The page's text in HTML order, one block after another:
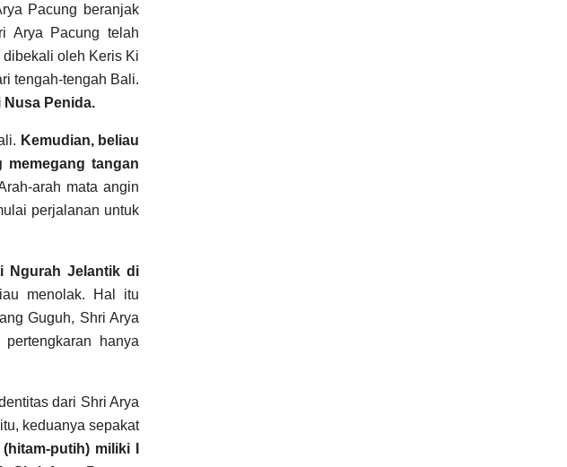
Pacung beranjak
Arya Pacung telah
oleh Keris Ki
tengah-tengah Bali.
Nusa Penida.
Kemudian, beliau
memegang tangan
arah mata angin
perjalanan untuk
Ngurah Jelantik di
menolak. Hal itu
Guguh, Shri Arya
hanya
dari Shri Arya
keduanya sepakat
(hitam-putih) miliki I